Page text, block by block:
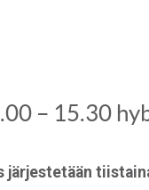
– 15.30